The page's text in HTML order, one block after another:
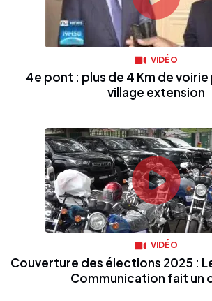
VIDÉO
4e pont : plus de 4 Km de
village extension
VIDÉO
Couverture des élections 2025 :
Communication fait un